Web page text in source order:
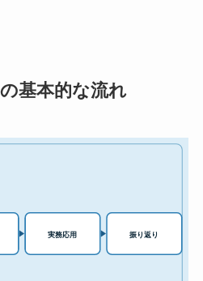
基本的な流れ
実務応用 振り返り